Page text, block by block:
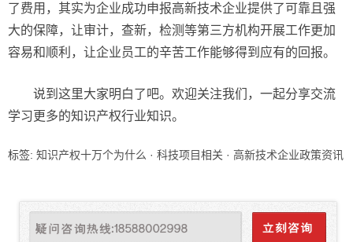
了费用，其实为企业成功申报高新技术企业提供了可靠且强
大的保障，让审计，查新，检测等第三方机构开展工作更加
容易和顺利，让企业员工的辛苦工作能够得到应有的回报。
说到这里大家明白了吧。欢迎关注我们，一起分享交流
学习更多的知识产权行业知识。
标签: 知识产权十万个为什么 · 科技项目相关 · 高新技术企业政策资讯